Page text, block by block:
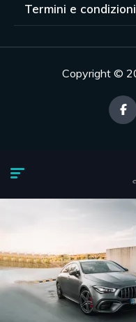
Termini e condizioni
Copyright ©